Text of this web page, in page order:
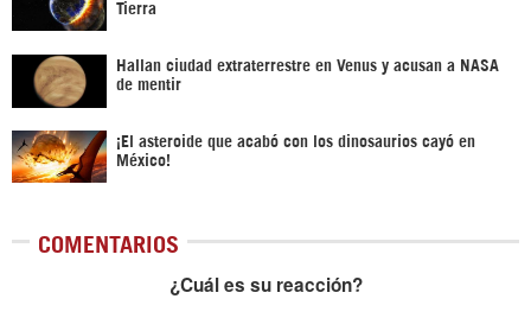
Tierra
Hallan ciudad extraterrestre en Venus y acusan a NASA
de mentir
¡El asteroide que acabó con los dinosaurios cayó en
México!
COMENTARIOS